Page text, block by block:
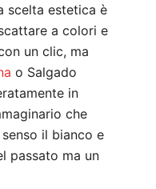
scelta estetica è
a colori e
un clic, ma
o Salgado
in
che
il bianco e
passato ma un